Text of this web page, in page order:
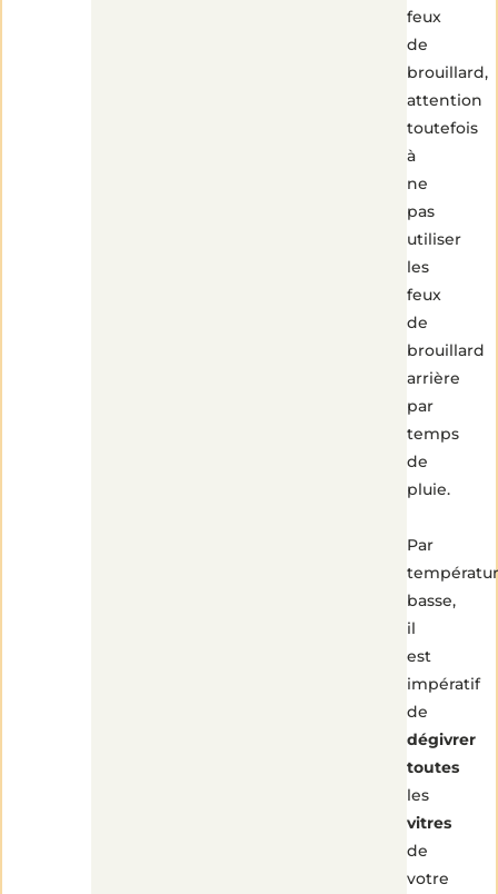
feux
de
brouillard,
attention
toutefois
à
ne
pas
utiliser
les
feux
de
brouillard
arrière
par
temps
de
pluie.
Par
basse,
il
est
impératif
de
dégivrer
toutes
les
vitres
de
votre